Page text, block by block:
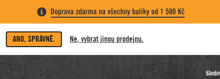
Doprava zdarma na všechny balíky od 1 500 Kč
ANO, SPRÁVNĚ. Ne, vybrat jinou prodejnu.